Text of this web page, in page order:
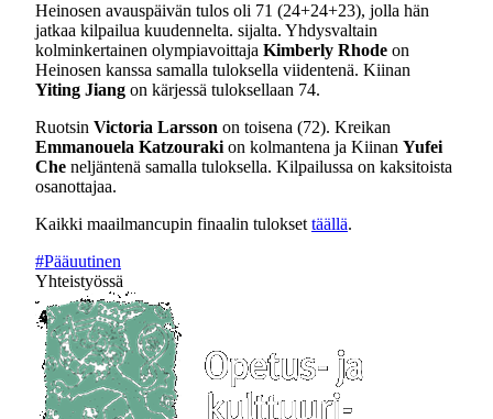
Heinosen avauspäivän tulos oli 71 (24+24+23), jolla hän
jatkaa kilpailua kuudennelta. sijalta. Yhdysvaltain
kolminkertainen olympiavoittaja Kimberly Rhode on
Heinosen kanssa samalla tuloksella viidentenä. Kiinan
Yiting Jiang on kärjessä tuloksellaan 74.
Ruotsin Victoria Larsson on toisena (72). Kreikan
Emmanouela Katzouraki on kolmantena ja Kiinan Yufei
Che neljäntenä samalla tuloksella. Kilpailussa on kaksitoista
osanottajaa.
Kaikki maailmancupin finaalin tulokset täällä.
#Pääuutinen
Yhteistyössä